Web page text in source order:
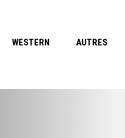
WESTERN AUTRES